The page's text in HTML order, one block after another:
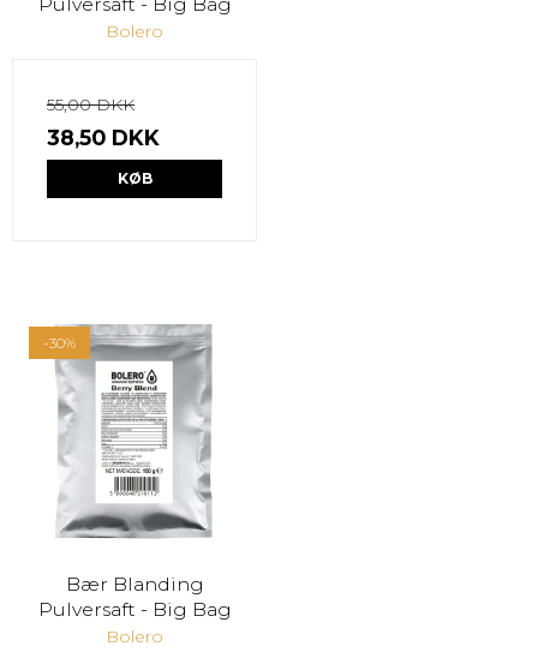
Bolero
55,00 DKK
38,50 DKK
KØB
-30%
Bær Blanding
Pulversaft - Big Bag
Bolero